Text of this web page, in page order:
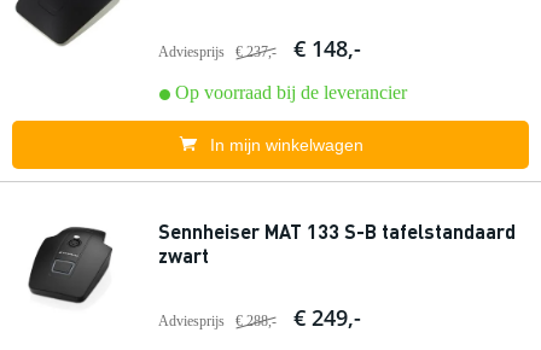
Adviesprijs € 237,- € 148,-
Op voorraad bij de leverancier
In mijn winkelwagen
Sennheiser MAT 133 S-B tafelstandaard
zwart
Adviesprijs € 288,- € 249,-